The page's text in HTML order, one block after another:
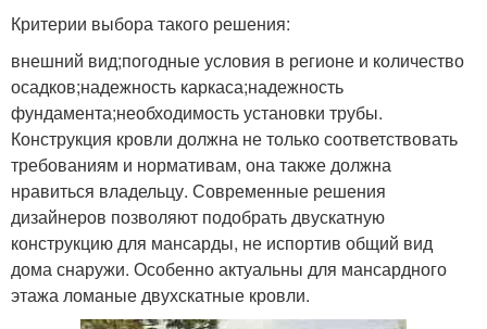
Критерии выбора такого решения:
внешний вид;погодные условия в регионе и количество
осадков;надежность каркаса;надежность
фундамента;необходимость установки трубы.
Конструкция кровли должна не только соответствовать
требованиям и нормативам, она также должна
нравиться владельцу. Современные решения
дизайнеров позволяют подобрать двускатную
конструкцию для мансарды, не испортив общий вид
дома снаружи. Особенно актуальны для мансардного
этажа ломаные двухскатные кровли.